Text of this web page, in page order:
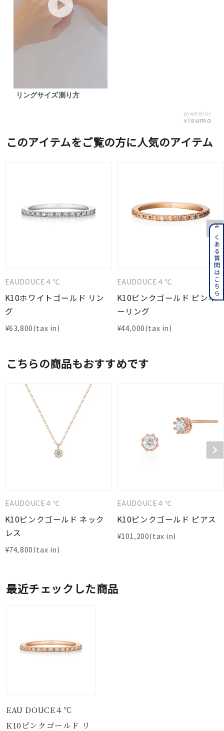
リングサイズ測り方
powered by
このアイテムをご覧の方に人気のアイテム
EAUDOUCE４℃
K10ホワイトゴールド リン
グ
¥63,800
EAUDOUCE４℃
K10ピンクゴールド ピンキ
ーリング
¥44,000
こちらの商品もおすすめです
EAUDOUCE４℃
K10ピンクゴールド ネック
レス
¥74,800
EAUDOUCE４℃
K10ピンクゴールド ピアス
¥101,200
最近チェックした商品
EAU DOUCE４℃
K10ピンクゴールド リ
よくある質問はこちら